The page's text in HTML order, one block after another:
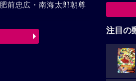
前忠広・南海太郎朝尊
注目の